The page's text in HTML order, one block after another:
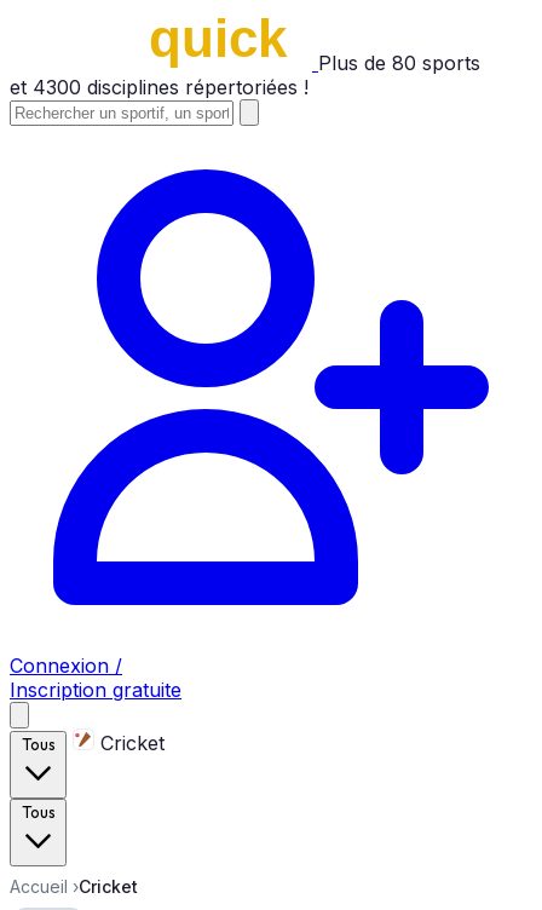
Plus de 80 sports
et 4300 disciplines répertoriées !
Connexion /
Inscription gratuite
Tous Cricket
Tous
Accueil ›Cricket